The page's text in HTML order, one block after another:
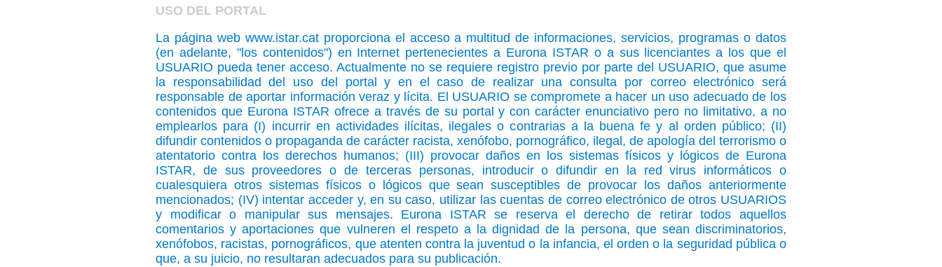
USO DEL PORTAL
La página web www.istar.cat proporciona el acceso a multitud de informaciones, servicios, programas o datos
(en adelante, "los contenidos") en Internet pertenecientes a Eurona ISTAR o a sus licenciantes a los que el
USUARIO pueda tener acceso. Actualmente no se requiere registro previo por parte del USUARIO, que asume
la responsabilidad del uso del portal y en el caso de realizar una consulta por correo electrónico será
responsable de aportar información veraz y lícita. El USUARIO se compromete a hacer un uso adecuado de los
contenidos que Eurona ISTAR ofrece a través de su portal y con carácter enunciativo pero no limitativo, a no
emplearlos para (I) incurrir en actividades ilícitas, ilegales o contrarias a la buena fe y al orden público; (II)
difundir contenidos o propaganda de carácter racista, xenófobo, pornográfico, ilegal, de apología del terrorismo o
atentatorio contra los derechos humanos; (III) provocar daños en los sistemas físicos y lógicos de Eurona
ISTAR, de sus proveedores o de terceras personas, introducir o difundir en la red virus informáticos o
cualesquiera otros sistemas físicos o lógicos que sean susceptibles de provocar los daños anteriormente
mencionados; (IV) intentar acceder y, en su caso, utilizar las cuentas de correo electrónico de otros USUARIOS
y modificar o manipular sus mensajes. Eurona ISTAR se reserva el derecho de retirar todos aquellos
comentarios y aportaciones que vulneren el respeto a la dignidad de la persona, que sean discriminatorios,
xenófobos, racistas, pornográficos, que atenten contra la juventud o la infancia, el orden o la seguridad pública o
que, a su juicio, no resultaran adecuados para su publicación.